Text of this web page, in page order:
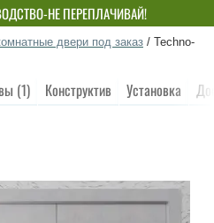
НЕ ПЕРЕПЛАЧИВАЙ!
двери под заказ / Techno-
(1) Конструктив Установка